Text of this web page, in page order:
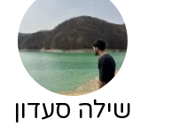
שילה סעדון